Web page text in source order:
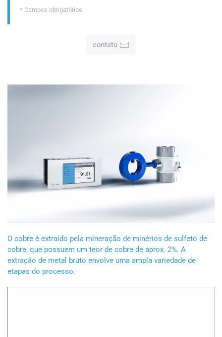
* Campos obrigatórios
contato
O cobre é extraído pela mineração de minérios de sulfeto de
cobre, que possuem um teor de cobre de aprox. 2%. A
extração de metal bruto envolve uma ampla variedade de
etapas do processo.